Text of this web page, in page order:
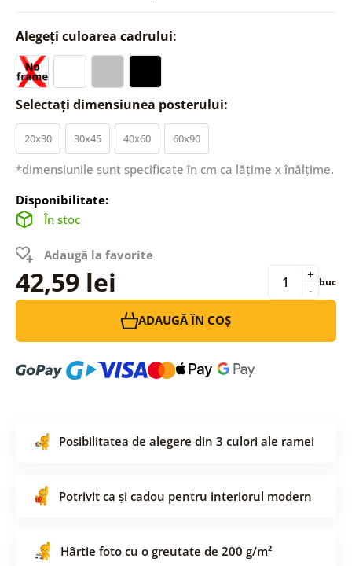
Alegeți culoarea cadrului:
Selectați dimensiunea posterului:
20x30 30x45 40x60 60x90
*dimensiunile sunt specificate în cm ca lățime x înălțime.
Disponibilitate:
În stoc
Adaugă la favorite
42,59 lei -
+ buc
ADAUGĂ ÎN COȘ
Posibilitatea de alegere din 3 culori ale ramei
Potrivit ca și cadou pentru interiorul modern
Hârtie foto cu o greutate de 200 g/m²